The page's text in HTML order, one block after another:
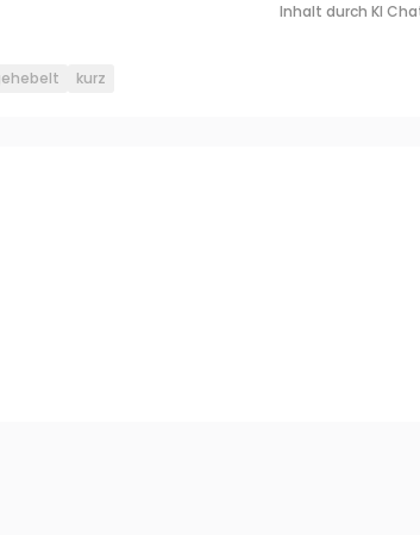
Inhalt durch KI
kurz